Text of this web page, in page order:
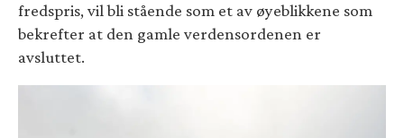
fredspris, vil bli stående som et av øyeblikkene som
bekrefter at den gamle verdensordenen er
avsluttet.